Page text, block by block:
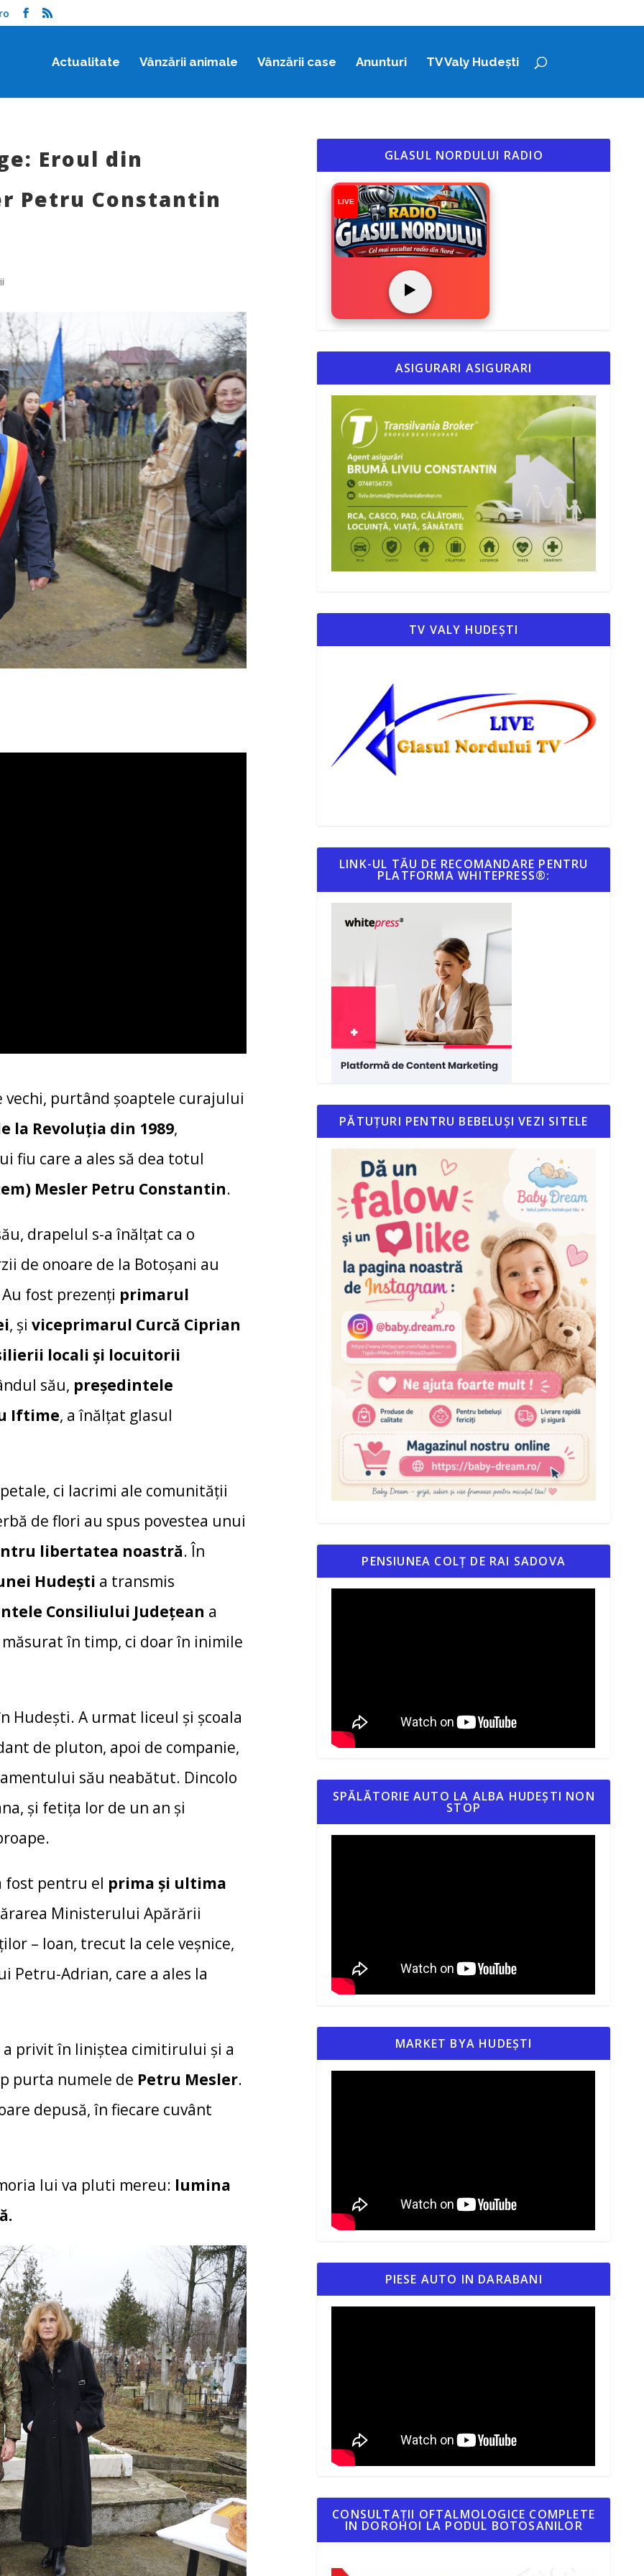
Actualitate Vânzării animale Vânzării case Anunturi TV Valy Hudești
Eroul din
Petru Constantin
purtând șoaptele curajului
la Revoluția din 1989,
fiu care a ales să dea totul
Mesler Petru Constantin.
drapelul s-a înălțat ca o
de onoare de la Botoșani au
fost prezenți primarul
, șiviceprimarul Curcă Ciprian
locali și locuitorii
său, președintele
Iftime, a înălțat glasul
ci lacrimi ale comunității
de flori au spus povestea unui
libertatea noastră. În
Hudești a transmis
Consiliului Județean a
în timp, ci doar în inimile
Hudești. A urmat liceul și școala
de pluton, apoi de companie,
său neabătut. Dincolo
și fetița lor de un an și
fost pentru el prima și ultima
Ministerului Apărării
– Ioan, trecut la cele veșnice,
Petru-Adrian, care a ales la
a privit în liniștea cimitirului și a
purta numele de Petru Mesler.
depusă, în fiecare cuvânt
lui va pluti mereu: lumina
GLASUL NORDULUI RADIO
LIVE
▶️
ASIGURARI ASIGURARI
TV VALY HUDEȘTI
LINK-UL TĂU DE RECOMANDARE PENTRU
PLATFORMA WHITEPRESS®:
PĂTUȚURI PENTRU BEBELUȘI VEZI SITELE
PENSIUNEA COLȚ DE RAI SADOVA
SPĂLĂTORIE AUTO LA ALBA HUDEȘTI NON
STOP
MARKET BYA HUDEȘTI
PIESE AUTO IN DARABANI
CONSULTAȚII OFTALMOLOGICE COMPLETE
IN DOROHOI LA PODUL BOTOSANILOR